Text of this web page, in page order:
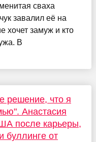
сваха
завалил её на
хочет замуж и кто
В
решение, что я
Анастасия
после карьеры,
буллинге от